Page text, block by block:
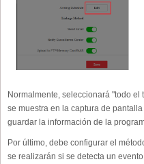
Normalmente, seleccionará "todo
se muestra en la captura de
guardar la información de la
Por último, debe configurar el
se realizarán si se detecta un